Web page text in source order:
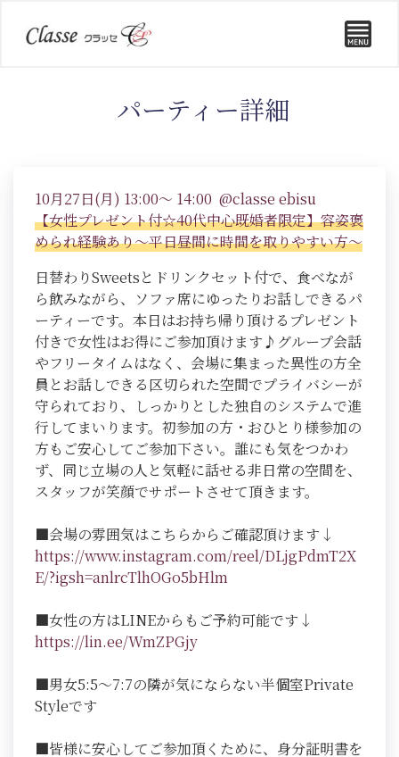
パーティー詳細
10月27日(月) 13:00～ 14:00 @classe ebisu
【女性プレゼント付☆40代中心既婚者限定】容姿褒
められ経験あり～平日昼間に時間を取りやすい方～
日替わりSweetsとドリンクセット付で、食べなが
ら飲みながら、ソファ席にゆったりお話しできるパ
ーティーです。本日はお持ち帰り頂けるプレゼント
付きで女性はお得にご参加頂けます♪グループ会話
やフリータイムはなく、会場に集まった異性の方全
員とお話しできる区切られた空間でプライバシーが
守られており、しっかりとした独自のシステムで進
行してまいります。初参加の方・おひとり様参加の
方もご安心してご参加下さい。誰にも気をつかわ
ず、同じ立場の人と気軽に話せる非日常の空間を、
スタッフが笑顔でサポートさせて頂きます。
■会場の雰囲気はこちらからご確認頂けます↓
https://www.instagram.com/reel/DLjgPdmT2X
E/?igsh=anlrcTlhOGo5bHlm
■女性の方はLINEからもご予約可能です↓
https://lin.ee/WmZPGjy
■男女5:5～7:7の隣が気にならない半個室Private
Styleです
■皆様に安心してご参加頂くために、身分証明書を